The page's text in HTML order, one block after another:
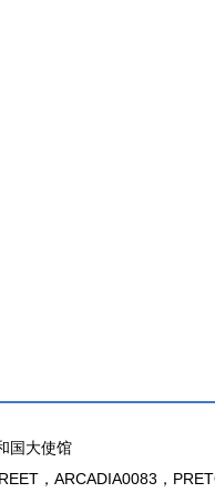
国大使馆
，ARCADIA0083，